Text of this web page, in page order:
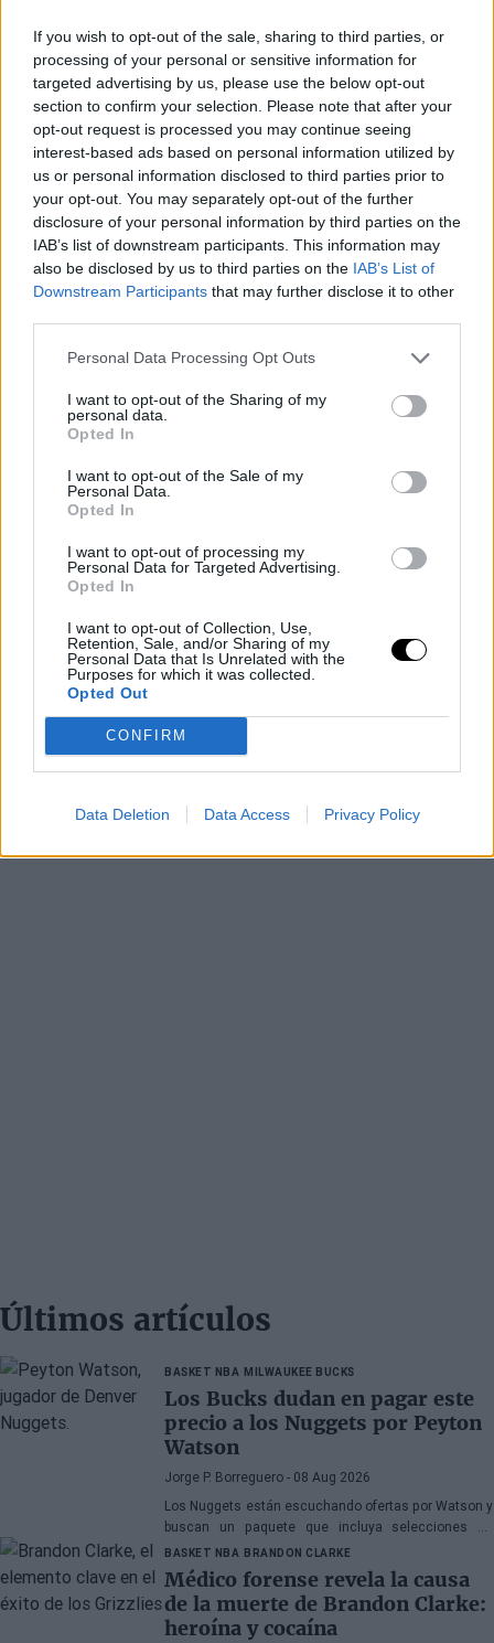
If you wish to opt-out of the sale, sharing to third parties, or
processing of your personal or sensitive information for
targeted advertising by us, please use the below opt-out
section to confirm your selection. Please note that after your
opt-out request is processed you may continue seeing
interest-based ads based on personal information utilized by
us or personal information disclosed to third parties prior to
your opt-out. You may separately opt-out of the further
disclosure of your personal information by third parties on the
IAB’s list of downstream participants. This information may
also be disclosed by us to third parties on the IAB’s List of
Downstream Participants that may further disclose it to other
Personal Data Processing Opt Outs
I want to opt-out of the Sharing of my
personal data.
Opted In
I want to opt-out of the Sale of my
Personal Data.
Opted In
I want to opt-out of processing my
Personal Data for Targeted Advertising.
Opted In
I want to opt-out of Collection, Use,
Retention, Sale, and/or Sharing of my
Personal Data that Is Unrelated with the
Purposes for which it was collected.
Opted Out
CONFIRM
Data Deletion Data Access Privacy Policy
TS%: 68.8% —> 56.0% (-12.8%)
His postseason stat lines:
7 PTS | 9 REB | 44.4 TS%
15 PTS | 11 REB | 63.8 TS%
9 PTS | 5 REB | 66.6 TS%
8 PTS | 2 REB | 50 TS%
pic.twitter.com/h57762rUoT
— Bradeaux (@BradeauxNBA)May 18, 2026
Desconfianza total en él es lo que se respira en
Pistonsy en toda la NBA. Los de LaMotown no quieren
condicionar su solvencia económica con un contrato
tan importante como el que le correspondería, por lo
se le busque una salida. Lo va a tener difícil para optar al
estadístico y de sensaciones tal como el que ha tenido
en la postemporada
Últimos artículos
BASKET NBA MILWAUKEE BUCKS
Los Bucks dudan en pagar este
precio a los Nuggets por Peyton
Watson
Jorge P. Borreguero - 08 Aug 2026
Los Nuggets están escuchando ofertas por Watson y
buscan un paquete que incluya selecciones de
primera ronda, jóvenes talentos o una combinación
de ambos
BASKET NBA BRANDON CLARKE
Médico forense revela la causa
de la muerte de Brandon Clarke:
heroína y cocaína